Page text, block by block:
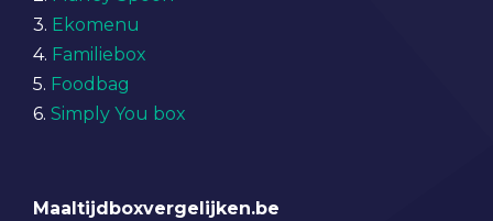
3. Ekomenu
4. Familiebox
5. Foodbag
6. Simply You box
Maaltijdboxvergelijken.be